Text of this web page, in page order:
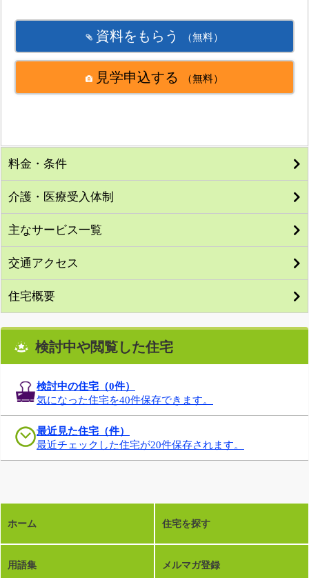
資料をもらう （無料）
見学申込する （無料）
料金・条件
介護・医療受入体制
主なサービス一覧
交通アクセス
住宅概要
検討中や閲覧した住宅
検討中の住宅（0件）
気になった住宅を40件保存できます。
最近見た住宅（件）
最近チェックした住宅が20件保存されます。
ホーム 住宅を探す
用語集 メルマガ登録